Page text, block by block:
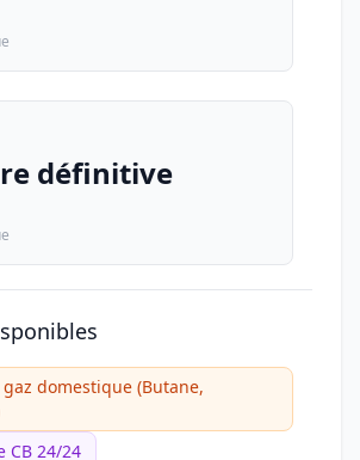
définitive
domestique (Butane,
CB 24/24